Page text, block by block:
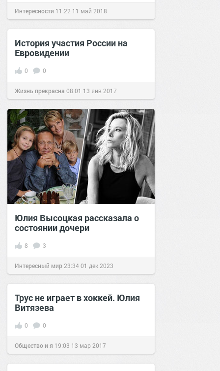
Интересности 11:22 11 май 2018
История участия России на
Евровидении
0 0
Жизнь прекрасна 08:01 13 янв 2017
Юлия Высоцкая рассказала о
состоянии дочери
8 3
Интересный мир 23:3401 дек 2023
Трус не играет в хоккей. Юлия
Витязева
0 0
Общество и я 19:03 13 мар 2017